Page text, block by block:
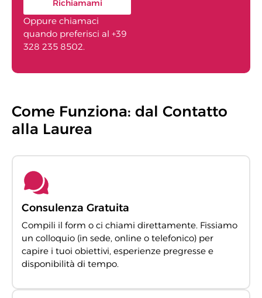
Richiamami
Oppure chiamaci
quando preferisci al +39
328 235 8502.
Come Funziona: dal Contatto
alla Laurea
Consulenza Gratuita
Compili il form o ci chiami direttamente. Fissiamo
un colloquio (in sede, online o telefonico) per
capire i tuoi obiettivi, esperienze pregresse e
disponibilità di tempo.